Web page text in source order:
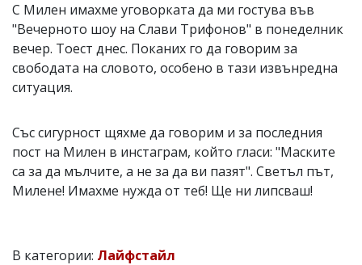
С Милен имахме уговорката да ми гостува във
"Вечерното шоу на Слави Трифонов" в понеделник
вечер. Тоест днес. Поканих го да говорим за
свободата на словото, особено в тази извънредна
ситуация.
Със сигурност щяхме да говорим и за последния
пост на Милен в инстаграм, който гласи: "Маските
са за да мълчите, а не за да ви пазят". Светъл път,
Милене! Имахме нужда от теб! Ще ни липсваш!
В категории: Лайфстайл